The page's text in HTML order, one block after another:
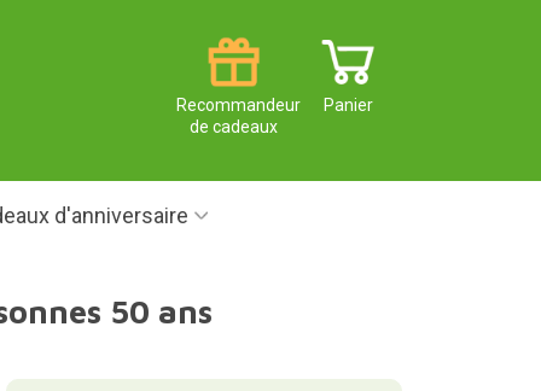
Panier
Recommandeur
de cadeaux
d'anniversaire
50 ans